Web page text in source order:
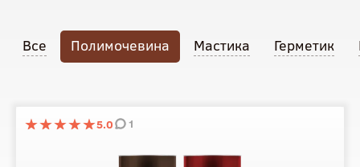
Все Полимочевина Мастика Герметик
5.0 1